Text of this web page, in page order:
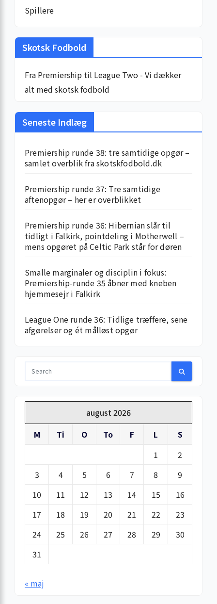
Spillere
Skotsk Fodbold
Fra Premiership til League Two - Vi dækker
alt med skotsk fodbold
Seneste Indlæg
Premiership runde 38: tre samtidige opgør –
samlet overblik fra skotskfodbold.dk
Premiership runde 37: Tre samtidige
aftenopgør – her er overblikket
Premiership runde 36: Hibernian slår til
tidligt i Falkirk, pointdeling i Motherwell –
mens opgøret på Celtic Park står for døren
Smalle marginaler og disciplin i fokus:
Premiership-runde 35 åbner med kneben
hjemme­sejr i Falkirk
League One runde 36: Tidlige træffere, sene
afgørelser og ét målløst opgør
august 2026
M
Ti O To F L
S
1
2
3
4 5 6 7 8
9
10
11 12 13 14 15
16
17
18 19 20 21 22
23
24
25 26 27 28 29
30
31
« maj